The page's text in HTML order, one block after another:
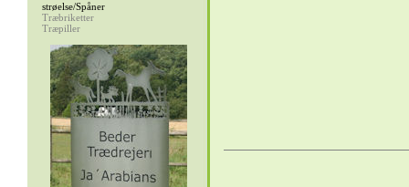
strøelse/Spåner
Træbriketter
Træpiller